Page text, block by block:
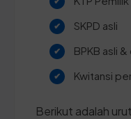
SKPD asli
BPKB asli
Kwitansi
Berikut adalah